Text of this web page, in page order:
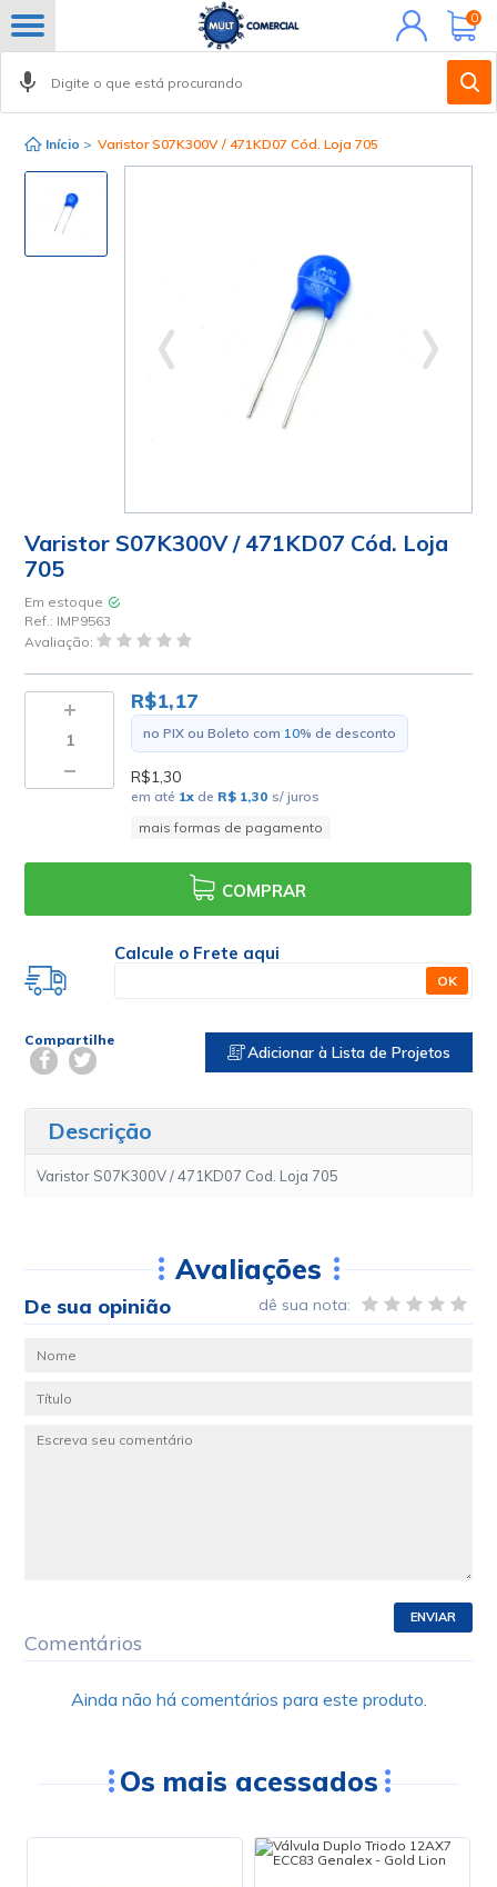
Minha
conta
0
Início > Varistor S07K300V / 471KD07 Cód. Loja 705
Varistor S07K300V / 471KD07 Cód. Loja
705
Em estoque
Ref.: IMP9563
Avaliação:
R$1,17
no PIX ou Boleto com 10% de desconto
R$1,30
em até 1x de R$ 1,30 s/ juros
mais formas de pagamento
COMPRAR
Calcule o Frete aqui
OK
Compartilhe
Adicionar à Lista de Projetos
Descrição
Varistor S07K300V / 471KD07 Cod. Loja 705
Avaliações
De sua opinião dê sua nota:
ENVIAR
Comentários
Ainda não há comentários para este produto.
Os mais acessados